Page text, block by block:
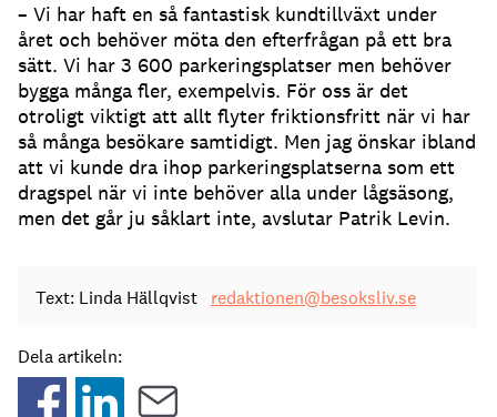
– Vi har haft en så fantastisk kundtillväxt under
året och behöver möta den efterfrågan på ett bra
sätt. Vi har 3 600 parkeringsplatser men behöver
bygga många fler, exempelvis. För oss är det
otroligt viktigt att allt flyter friktionsfritt när vi har
så många besökare samtidigt. Men jag önskar ibland
att vi kunde dra ihop parkeringsplatserna som ett
dragspel när vi inte behöver alla under lågsäsong,
men det går ju såklart inte, avslutar Patrik Levin.
Text: Linda Hällqvist redaktionen@besoksliv.se
Dela artikeln: